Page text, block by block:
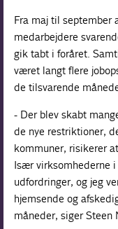
Fra maj til september
medarbejdere
gik tabt i foråret.
været langt flere
de tilsvarende
- Der blev skabt
de nye restriktioner,
kommuner, risikerer
Især virksomhederne
udfordringer, og jeg
hjemsende og
måneder, siger Steen